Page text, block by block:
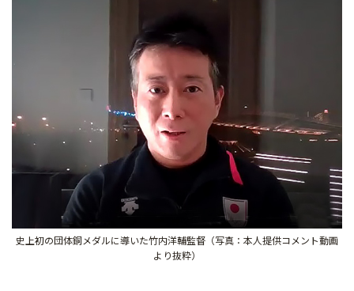
史上初の団体銅メダルに導いた竹内洋輔監督（写真：本人提供コメント動画
より抜粋）